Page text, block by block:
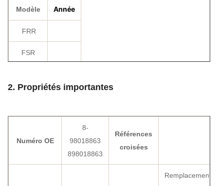
Modèle Année
FRR
FSR
ZX200-3
ZX210-3
2. Propriétés importantes
Numéro OE
8-
98018863
898018863
Références
croisées
Remplacement